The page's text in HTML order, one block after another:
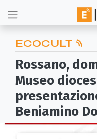
ECOCULT
Rossano,
Museo
Beniamino